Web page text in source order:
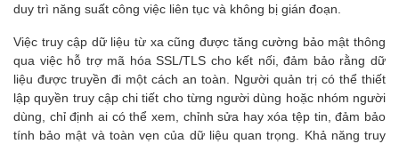
duy trì năng suất công việc liên tục và không bị gián đoạn.
Việc truy cập dữ liệu từ xa cũng được tăng cường bảo mật thông
qua việc hỗ trợ mã hóa SSL/TLS cho kết nối, đảm bảo rằng dữ
liệu được truyền đi một cách an toàn. Người quản trị có thể thiết
lập quyền truy cập chi tiết cho từng người dùng hoặc nhóm người
dùng, chỉ định ai có thể xem, chỉnh sửa hay xóa tệp tin, đảm bảo
tính bảo mật và toàn vẹn của dữ liệu quan trọng. Khả năng truy